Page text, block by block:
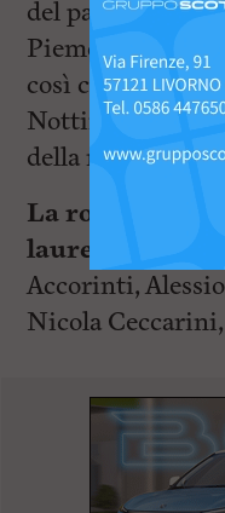
del passato
Piemonte con
così campioni
Nottingham
della nostra
La rosa del
laureata
Accorinti,
Nicola